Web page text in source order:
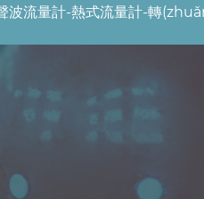
波流量計-熱式流量計-轉